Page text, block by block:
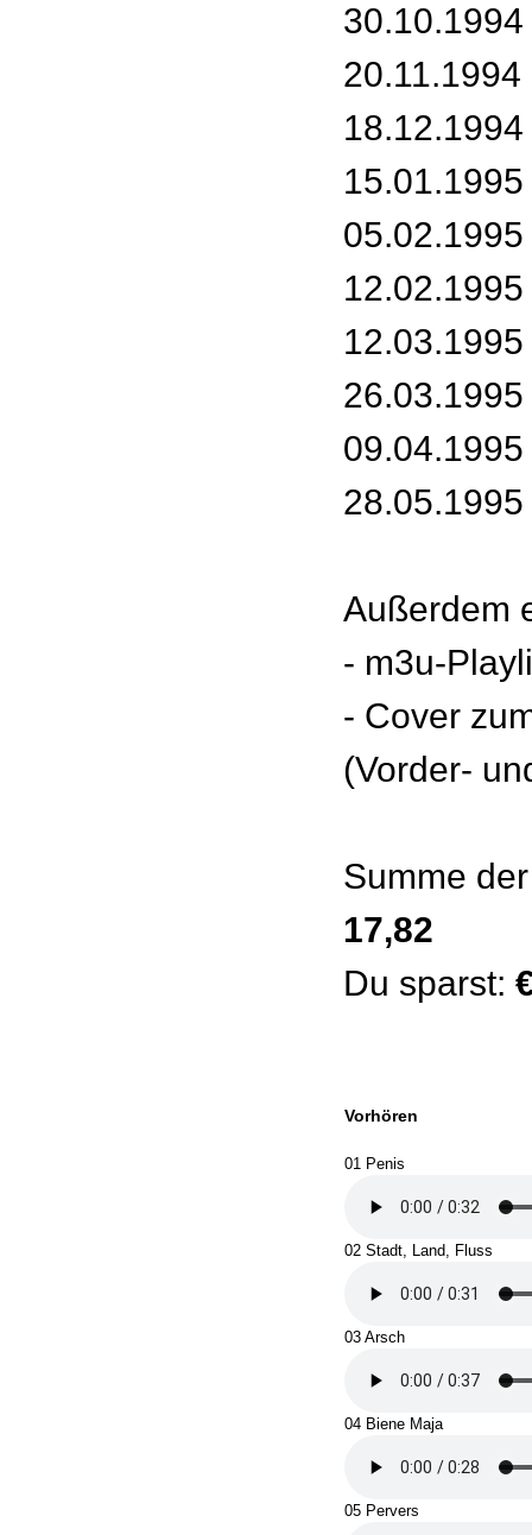
Außerdem
- m3u-
- Cover
(Vorder-
Summe
17,82
Du sparst:
Vorhören
01 Penis
02 Stadt, Land, Fluss
03 Arsch
04 Biene Maja
05 Pervers